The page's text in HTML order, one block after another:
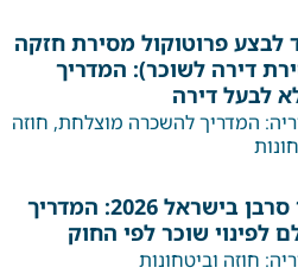
לבצע פרוטוקול מסירת חזקה
דירה לשוכר): המדריך
לבעל דירה
המדריך להשכרה מוצלחת, חוזה
דייר סרבן בישראל 2026: המדריך
לפינוי שוכר לפי החוק
חוזה וביטחונות